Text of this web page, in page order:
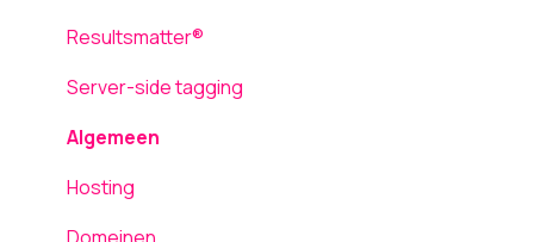
Media
Inloggen
Gebruikers
Laadsnelheid
Resultsmatter®
Server-side tagging
Algemeen
Hosting